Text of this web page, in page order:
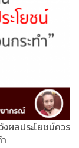
งผลประโยชน์ควร